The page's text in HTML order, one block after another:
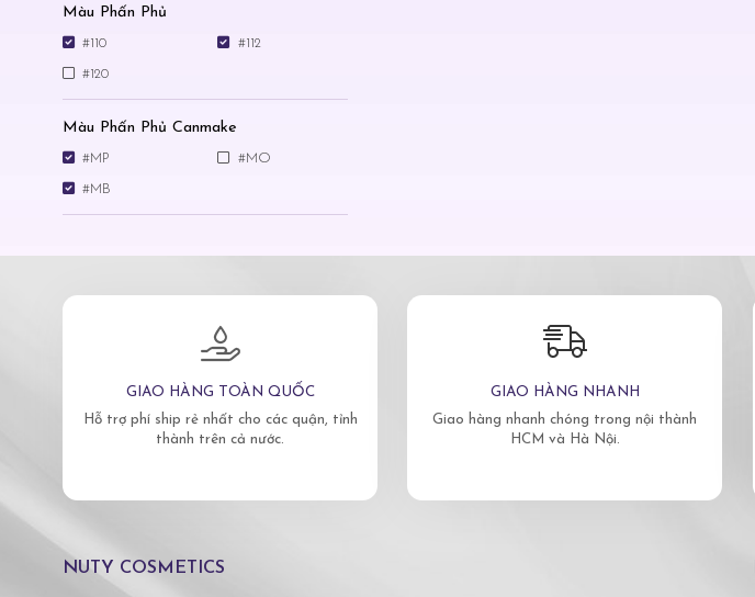
Màu Phấn Phủ
#110 #112
#120
Màu Phấn Phủ Canmake
#MP #MO
#MB
GIAO HÀNG TOÀN QUỐC
Hỗ trợ phí ship rẻ nhất cho các quận, tỉnh
thành trên cả nước.
GIAO HÀNG NHANH
Giao hàng nhanh chóng trong nội thành
HCM và Hà Nội.
NUTY COSMETICS